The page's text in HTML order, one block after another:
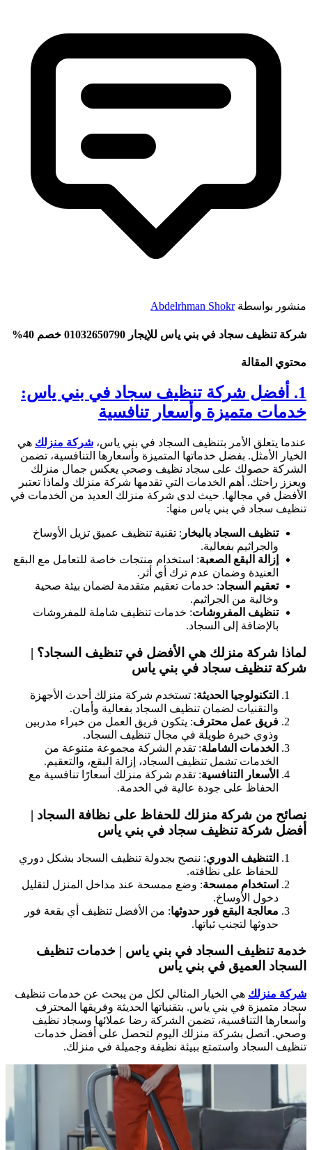
منشور بواسطةAbdelrhman Shokr
شركة تنظيف سجاد في بني ياس للإيجار 01032650790 خصم 40%
محتوي المقالة
1. أفضل شركة تنظيف سجاد في بني ياس:
خدمات متميزة وأسعار تنافسية
عندما يتعلق الأمر بتنظيف السجاد في بني ياس، شركة منزلك هي
الخيار الأمثل. بفضل خدماتها المتميزة وأسعارها التنافسية، تضمن
الشركة حصولك على سجاد نظيف وصحي يعكس جمال منزلك
ويعزز راحتك. أهم الخدمات التي تقدمها شركة منزلك ولماذا تعتبر
الأفضل في مجالها. حيث لدى شركة منزلك العديد من الخدمات في
تنظيف سجاد في بني ياس منها:
تنظيف السجاد بالبخار : تقنية تنظيف عميق تزيل الأوساخ
والجراثيم بفعالية.
إزالة البقع الصعبة: استخدام منتجات خاصة للتعامل مع البقع
العنيدة وضمان عدم ترك أي أثر.
تعقيم السجاد: خدمات تعقيم متقدمة لضمان بيئة صحية
وخالية من الجراثيم.
تنظيف المفروشات: خدمات تنظيف شاملة للمفروشات
بالإضافة إلى السجاد.
لماذا شركة منزلك هي الأفضل في تنظيف السجاد؟ |
شركة تنظيف سجاد في بني ياس
التكنولوجيا الحديثة: تستخدم شركة منزلك أحدث الأجهزة
والتقنيات لضمان تنظيف السجاد بفعالية وأمان.
فريق عمل محترف: يتكون فريق العمل من خبراء مدربين
وذوي خبرة طويلة في مجال تنظيف السجاد.
الخدمات الشاملة: تقدم الشركة مجموعة متنوعة من
الخدمات تشمل تنظيف السجاد، إزالة البقع، والتعقيم.
الأسعار التنافسية: تقدم شركة منزلك أسعارًا تنافسية مع
الحفاظ على جودة عالية في الخدمة.
نصائح من شركة منزلك للحفاظ على نظافة السجاد |
أفضل شركة تنظيف سجاد في بني ياس
التنظيف الدوري: ننصح بجدولة تنظيف السجاد بشكل دوري
للحفاظ على نظافته.
استخدام ممسحة: وضع ممسحة عند مداخل المنزل لتقليل
دخول الأوساخ.
معالجة البقع فور حدوثها: من الأفضل تنظيف أي بقعة فور
حدوثها لتجنب ثباتها.
خدمة تنظيف السجاد في بني ياس | خدمات تنظيف
السجاد العميق في بني ياس
شركة منزلك هي الخيار المثالي لكل من يبحث عن خدمات تنظيف
سجاد متميزة في بني ياس. بتقنياتها الحديثة وفريقها المحترف
وأسعارها التنافسية، تضمن الشركة رضا عملائها وسجاد نظيف
وصحي. اتصل بشركة منزلك اليوم لتحصل على أفضل خدمات
تنظيف السجاد واستمتع ببيئة نظيفة وجميلة في منزلك.